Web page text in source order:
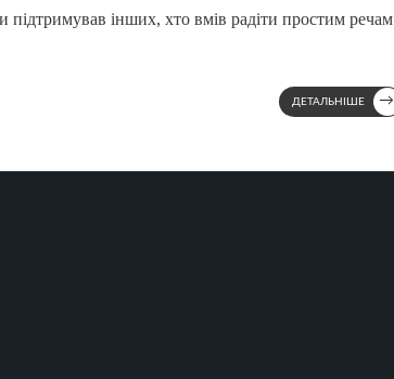
підтримував інших, хто вмів радіти простим речам
ДЕТАЛЬНІШЕ →